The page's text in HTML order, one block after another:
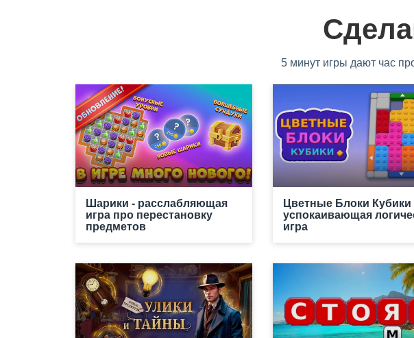
5 минут игры дают час
Шарики - расслабляющая
игра про перестановку
предметов
Цветные Блоки Кубики
успокаивающая
игра